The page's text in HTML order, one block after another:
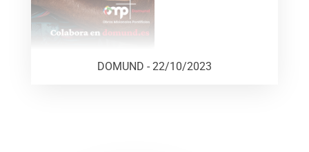
DOMUND - 22/10/2023